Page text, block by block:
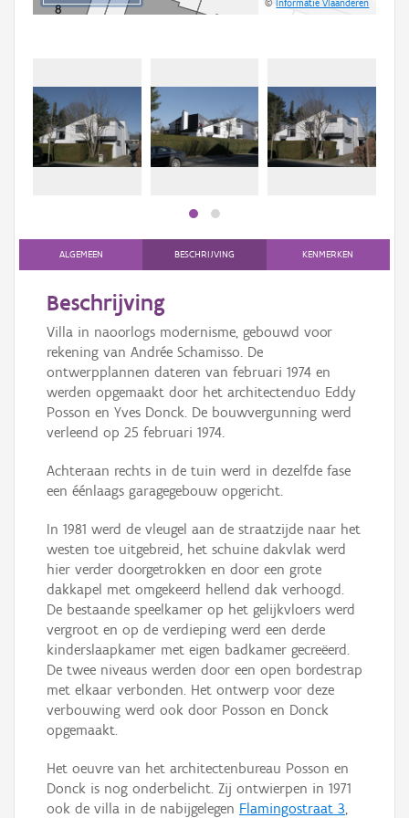
©Informatie Vlaanderen
ALGEMEEN BESCHRIJVING KENMERKEN
Beschrijving
Villa in naoorlogs modernisme, gebouwd voor
rekening van Andrée Schamisso. De
ontwerpplannen dateren van februari 1974 en
werden opgemaakt door het architectenduo Eddy
Posson en Yves Donck. De bouwvergunning werd
verleend op 25 februari 1974.
Achteraan rechts in de tuin werd in dezelfde fase
een éénlaags garagegebouw opgericht.
In 1981 werd de vleugel aan de straatzijde naar het
westen toe uitgebreid, het schuine dakvlak werd
hier verder doorgetrokken en door een grote
dakkapel met omgekeerd hellend dak verhoogd.
De bestaande speelkamer op het gelijkvloers werd
vergroot en op de verdieping werd een derde
kinderslaapkamer met eigen badkamer gecreëerd.
De twee niveaus werden door een open bordestrap
met elkaar verbonden. Het ontwerp voor deze
verbouwing werd ook door Posson en Donck
opgemaakt.
Het oeuvre van het architectenbureau Posson en
Donck is nog onderbelicht. Zij ontwierpen in 1971
ook de villa in de nabijgelegen Flamingostraat 3,